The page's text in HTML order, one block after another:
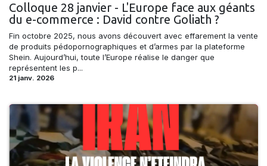
Colloque 28 janvier - L'Europe face aux géants
du e-commerce : David contre Goliath ?
Fin octobre 2025, nous avons découvert avec effarement la vente
de produits pédopornographiques et d’armes par la plateforme
Shein. Aujourd’hui, toute l’Europe réalise le danger que
représentent les p...
21 janv. 2026